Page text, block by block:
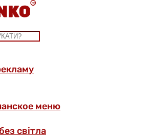
меню
світла